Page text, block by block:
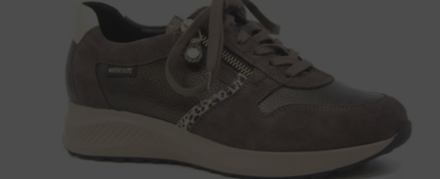
Pantoffels
Verbandschoenen (externe website)
Lowa
Meindl